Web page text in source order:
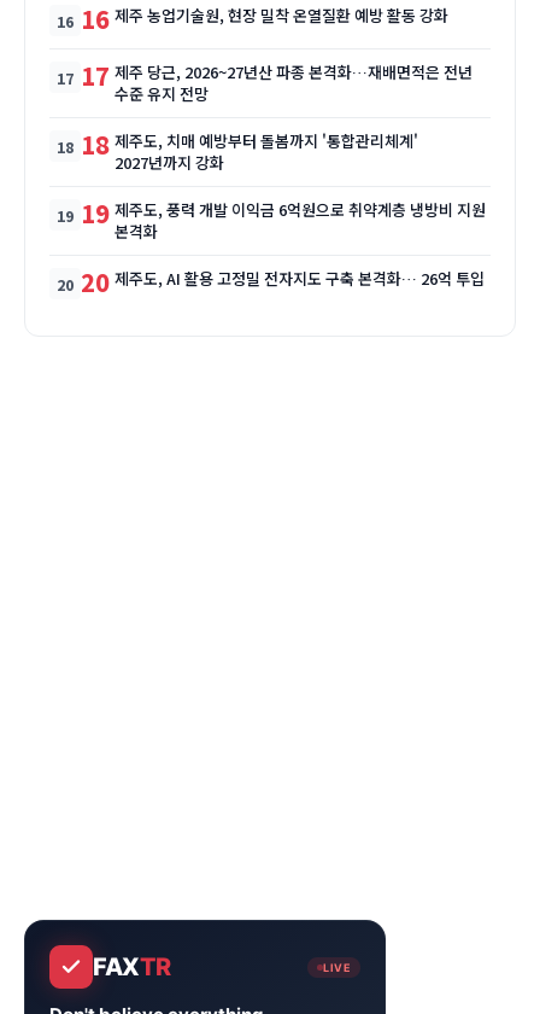
16 제주 농업기술원, 현장 밀착 온열질환 예방 활동 강화
17 제주 당근, 2026~27년산 파종 본격화…재배면적은 전년
수준 유지 전망
18 제주도, 치매 예방부터 돌봄까지 '통합관리체계'
2027년까지 강화
19 제주도, 풍력 개발 이익금 6억원으로 취약계층 냉방비 지원
본격화
20 제주도, AI 활용 고정밀 전자지도 구축 본격화… 26억 투입